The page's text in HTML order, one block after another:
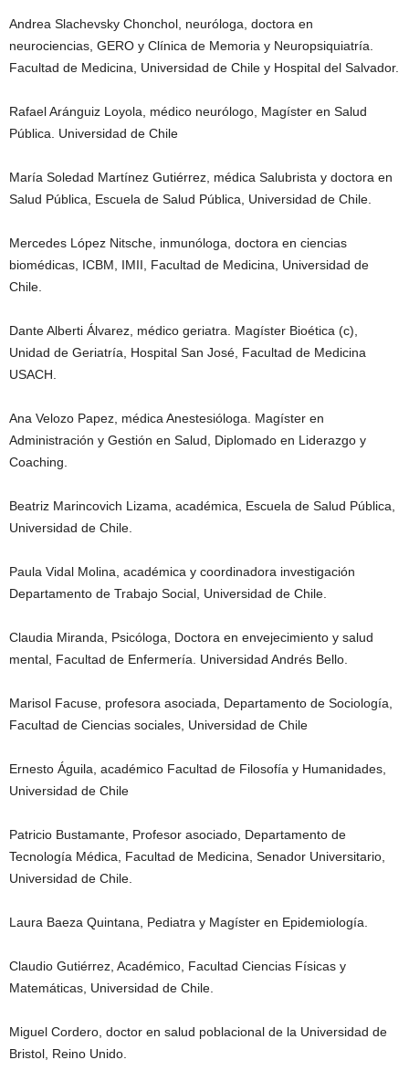
Andrea Slachevsky Chonchol, neuróloga, doctora en
neurociencias, GERO y Clínica de Memoria y Neuropsiquiatría.
Facultad de Medicina, Universidad de Chile y Hospital del Salvador.
Rafael Aránguiz Loyola, médico neurólogo, Magíster en Salud
Pública. Universidad de Chile
María Soledad Martínez Gutiérrez, médica Salubrista y doctora en
Salud Pública, Escuela de Salud Pública, Universidad de Chile.
Mercedes López Nitsche, inmunóloga, doctora en ciencias
biomédicas, ICBM, IMII, Facultad de Medicina, Universidad de
Chile.
Dante Alberti Álvarez, médico geriatra. Magíster Bioética (c),
Unidad de Geriatría, Hospital San José, Facultad de Medicina
USACH.
Ana Velozo Papez, médica Anestesióloga. Magíster en
Administración y Gestión en Salud, Diplomado en Liderazgo y
Coaching.
Beatriz Marincovich Lizama, académica, Escuela de Salud Pública,
Universidad de Chile.
Paula Vidal Molina, académica y coordinadora investigación
Departamento de Trabajo Social, Universidad de Chile.
Claudia Miranda, Psicóloga, Doctora en envejecimiento y salud
mental, Facultad de Enfermería. Universidad Andrés Bello.
Marisol Facuse, profesora asociada, Departamento de Sociología,
Facultad de Ciencias sociales, Universidad de Chile
Ernesto Águila, académico Facultad de Filosofía y Humanidades,
Universidad de Chile
Patricio Bustamante, Profesor asociado, Departamento de
Tecnología Médica, Facultad de Medicina, Senador Universitario,
Universidad de Chile.
Laura Baeza Quintana, Pediatra y Magíster en Epidemiología.
Claudio Gutiérrez, Académico, Facultad Ciencias Físicas y
Matemáticas, Universidad de Chile.
Miguel Cordero, doctor en salud poblacional de la Universidad de
Bristol, Reino Unido.